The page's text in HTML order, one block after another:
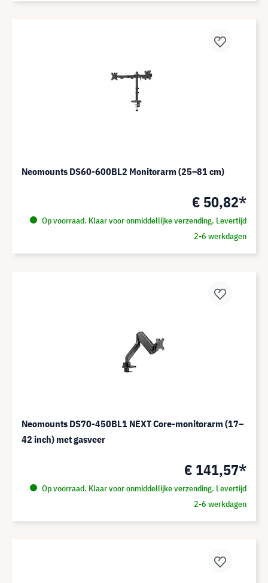
Neomounts DS60-600BL2 Monitorarm (25–81 cm)
€ 50,82*
Op voorraad. Klaar voor onmiddellijke verzending. Levertijd
2-6 werkdagen
Neomounts DS70-450BL1 NEXT Core-monitorarm (17–
42 inch) met gasveer
€ 141,57*
Op voorraad. Klaar voor onmiddellijke verzending. Levertijd
2-6 werkdagen